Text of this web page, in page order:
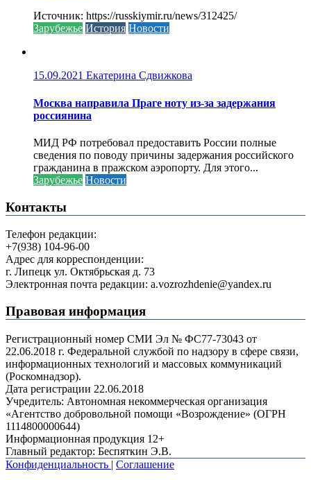
Источник: https://russkiymir.ru/news/312425/
Зарубежье История Новости
15.09.2021 Екатерина Сдвижкова
Москва направила Праге ноту из-за задержания
россиянина
МИД РФ потребовал предоставить России полные
сведения по поводу причины задержания российского
гражданина в пражском аэропорту. Для этого...
Зарубежье Новости
Контакты
Телефон редакции:
+7(938) 104-96-00
Адрес для корреспонденции:
г. Липецк ул. Октябрьская д. 73
Электронная почта редакции: a.vozrozhdenie@yandex.ru
Правовая информация
Регистрационный номер СМИ Эл № ФС77-73043 от
22.06.2018 г. Федеральной службой по надзору в сфере связи,
информационных технологий и массовых коммуникаций
(Роскомнадзор).
Дата регистрации 22.06.2018
Учредитель: Автономная некоммерческая организация
«Агентство добровольной помощи «Возрождение» (ОГРН
1114800000644)
Информационная продукция 12+
Главный редактор: Беспяткин Э.В.
Конфиденциальность | Соглашение